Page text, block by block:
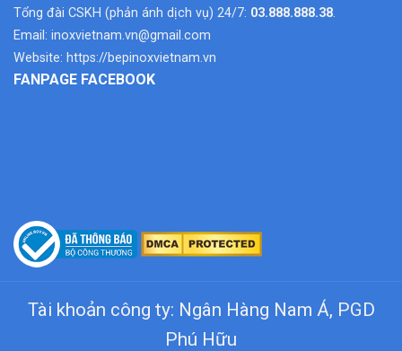
Tổng đài CSKH (phản ánh dịch vụ) 24/7: 03.888.888.38.
Email: inoxvietnam.vn@gmail.com
Website: https://bepinoxvietnam.vn
FANPAGE FACEBOOK
Tài khoản công ty: Ngân Hàng Nam Á, PGD
Phú Hữu